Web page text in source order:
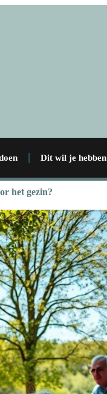
Dit wil je hebben
het gezin?